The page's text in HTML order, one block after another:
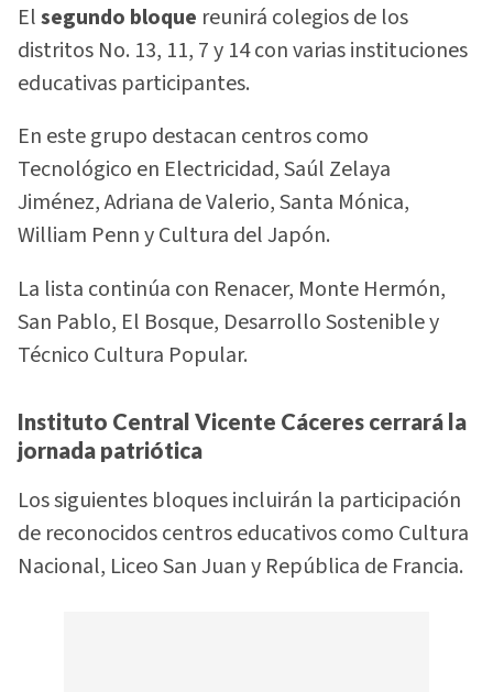
Elsegundo bloque reunirá colegios de los
distritos No. 13, 11, 7 y 14 con varias instituciones
educativas participantes.
En este grupo destacan centros como
Tecnológico en Electricidad, Saúl Zelaya
Jiménez, Adriana de Valerio, Santa Mónica,
William Penn y Cultura del Japón.
La lista continúa con Renacer, Monte Hermón,
San Pablo, El Bosque, Desarrollo Sostenible y
Técnico Cultura Popular.
Instituto Central Vicente Cáceres cerrará la
jornada patriótica
Los siguientes bloques incluirán la participación
de reconocidos centros educativos como Cultura
Nacional, Liceo San Juan y República de Francia.